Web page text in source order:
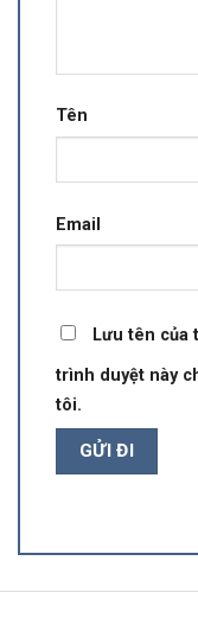
Tên
Email
Lưu tên của
trình duyệt này
tôi.